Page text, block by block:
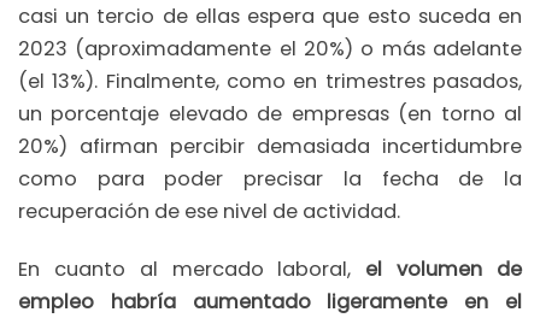
casi un tercio de ellas espera que esto suceda en
2023 (aproximadamente el 20%) o más adelante
(el 13%). Finalmente, como en trimestres pasados,
un porcentaje elevado de empresas (en torno al
20%) afirman percibir demasiada incertidumbre
como para poder precisar la fecha de la
recuperación de ese nivel de actividad.
En cuanto al mercado laboral, el volumen de
empleo habría aumentado ligeramente en el